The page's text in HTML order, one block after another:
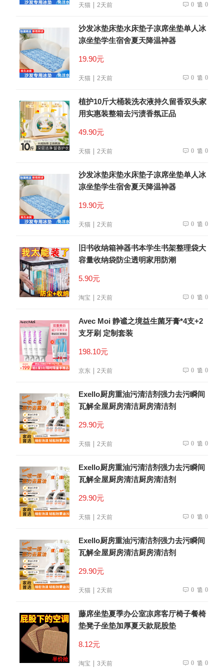
天猫 2天前 0 0
沙发冰垫床垫水床垫子凉席坐垫单人冰
凉坐垫学生宿舍夏天降温神器
19.90元
天猫 2天前 0 0
植护10斤大桶装洗衣液持久留香双头家
用实惠装整箱去污渍香氛正品
49.90元
天猫 2天前 0 0
沙发冰垫床垫水床垫子凉席坐垫单人冰
凉坐垫学生宿舍夏天降温神器
19.90元
天猫 2天前 0 0
旧书收纳箱神器书本学生书架整理袋大
容量收纳袋防尘透明家用防潮
5.90元
淘宝 2天前 0 0
Avec Moi 静谧之境益生菌牙膏*4支+2
支牙刷 定制套装
198.10元
京东 2天前 0 0
Exello厨房重油污清洁剂强力去污瞬间
瓦解全屋厨房清洁厨房清洁剂
29.90元
天猫 2天前 0 0
Exello厨房重油污清洁剂强力去污瞬间
瓦解全屋厨房清洁厨房清洁剂
29.90元
天猫 2天前 0 0
Exello厨房重油污清洁剂强力去污瞬间
瓦解全屋厨房清洁厨房清洁剂
29.90元
天猫 2天前 0 0
藤席坐垫夏季办公室凉席客厅椅子餐椅
垫凳子坐垫加厚夏天款屁股垫
8.12元
淘宝 3天前 0 0